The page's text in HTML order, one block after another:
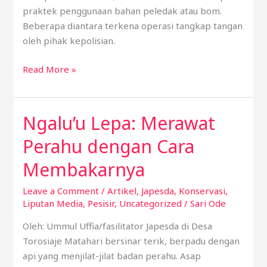
praktek penggunaan bahan peledak atau bom.
Beberapa diantara terkena operasi tangkap tangan
oleh pihak kepolisian.
Read More »
Ngalu’u Lepa: Merawat
Perahu dengan Cara
Membakarnya
Leave a Comment /Artikel, Japesda, Konservasi,
Liputan Media, Pesisir, Uncategorized /Sari Ode
Oleh: Ummul Uffia/fasilitator Japesda di Desa
Torosiaje Matahari bersinar terik, berpadu dengan
api yang menjilat-jilat badan perahu. Asap
Ngalu’u
Lepa:
Merawat
Perahu
dengan
Cara
Membakarnya